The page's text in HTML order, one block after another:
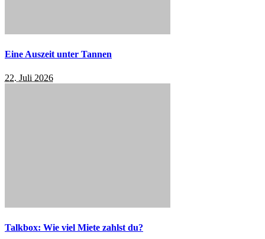
Eine Auszeit unter Tannen
22. Juli 2026
Talkbox: Wie viel Miete zahlst du?